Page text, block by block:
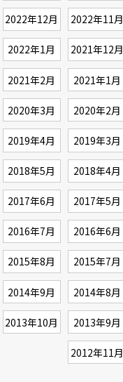
2022年12月 2022年11月
2022年1月 2021年12月
2021年2月 2021年1月
2020年3月 2020年2月
2019年4月 2019年3月
2018年5月 2018年4月
2017年6月 2017年5月
2016年7月 2016年6月
2015年8月 2015年7月
2014年9月 2014年8月
2013年10月 2013年9月
2012年11月